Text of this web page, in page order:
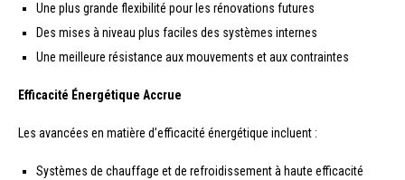
Une plus grande flexibilité pour les rénovations futures
Des mises à niveau plus faciles des systèmes internes
Une meilleure résistance aux mouvements et aux contraintes
Efficacité Énergétique Accrue
Les avancées en matière d’efficacité énergétique incluent :
Systèmes de chauffage et de refroidissement à haute efficacité